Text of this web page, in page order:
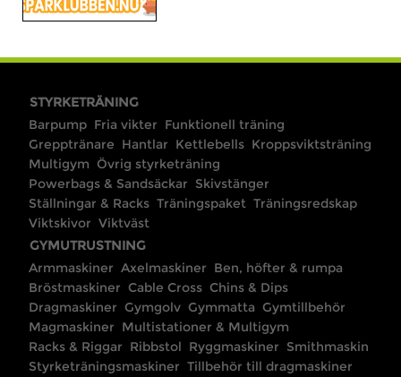
STYRKETRÄNING
Barpump Fria vikter Funktionell träning
Grepptränare Hantlar Kettlebells Kroppsviktsträning
Multigym Övrig styrketräning
Powerbags & Sandsäckar Skivstänger
Ställningar & Racks Träningspaket Träningsredskap
Viktskivor Viktväst
GYMUTRUSTNING
Armmaskiner Axelmaskiner Ben, höfter & rumpa
Bröstmaskiner Cable Cross Chins & Dips
Dragmaskiner Gymgolv Gymmatta Gymtillbehör
Magmaskiner Multistationer & Multigym
Racks & Riggar Ribbstol Ryggmaskiner Smithmaskin
Styrketräningsmaskiner Tillbehör till dragmaskiner